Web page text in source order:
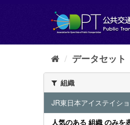
し
データセット
組織
JR東日本アイステイシ
人気のある 組織 のみを